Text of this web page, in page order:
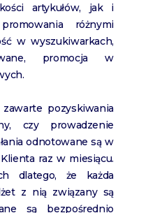
artykułów, jak i
różnymi
w wyszukiwarkach,
promocja w
pozyskiwania
czy prowadzenie
odnotowane są w
raz w miesiącu.
dlatego, że każda
z nią związany są
są bezpośrednio